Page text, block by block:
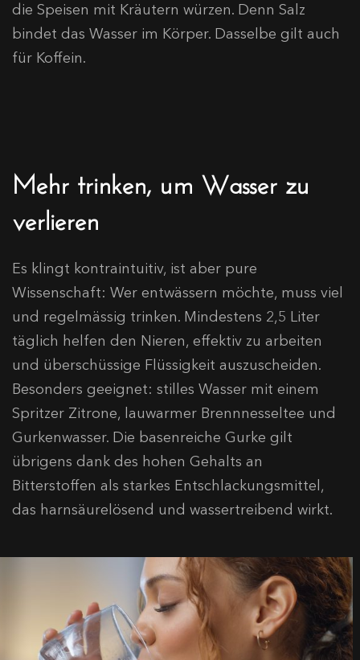
die Speisen mit Kräutern würzen. Denn Salz
bindet das Wasser im Körper. Dasselbe gilt auch
für Koffein.
Mehr trinken, um Wasser zu
verlieren
Es klingt kontraintuitiv, ist aber pure
Wissenschaft: Wer entwässern möchte, muss viel
und regelmässig trinken. Mindestens 2,5 Liter
täglich helfen den Nieren, effektiv zu arbeiten
und überschüssige Flüssigkeit auszuscheiden.
Besonders geeignet: stilles Wasser mit einem
Spritzer Zitrone, lauwarmer Brennnesseltee und
Gurkenwasser. Die basenreiche Gurke gilt
übrigens dank des hohen Gehalts an
Bitterstoffen als starkes Entschlackungsmittel,
das harnsäurelösend und wassertreibend wirkt.